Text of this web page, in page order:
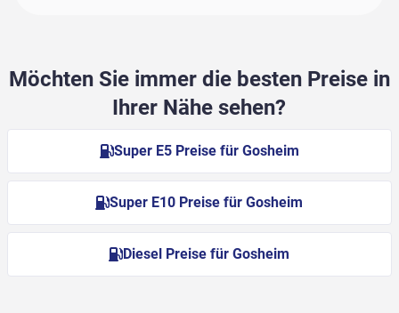
Möchten Sie immer die besten Preise in
Ihrer Nähe sehen?
Super E5 Preise für Gosheim
Super E10 Preise für Gosheim
Diesel Preise für Gosheim